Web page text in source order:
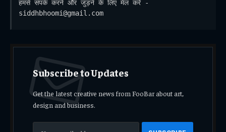
हमसे संपर्क करने और जुड़ने के लिए मेल करें -
siddhbhoomi@gmail.com
Subscribe to Updates
Get the latest creative news from FooBar about art,
design and business.